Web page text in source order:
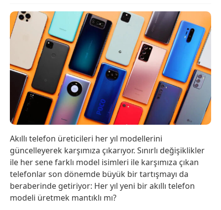
Akıllı telefon üreticileri her yıl modellerini
güncelleyerek karşımıza çıkarıyor. Sınırlı değişiklikler
ile her sene farklı model isimleri ile karşımıza çıkan
telefonlar son dönemde büyük bir tartışmayı da
beraberinde getiriyor: Her yıl yeni bir akıllı telefon
modeli üretmek mantıklı mı?